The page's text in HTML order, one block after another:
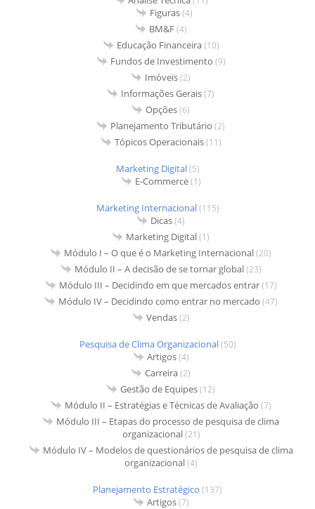
Figuras(4)
BM&F(4)
Educação Financeira(10)
Fundos de Investimento (9)
Imóveis(2)
Informações Gerais(7)
Opções(6)
Planejamento Tributário (2)
Tópicos Operacionais(11)
Marketing Digital(5)
E-Commerce(1)
Marketing Internacional(115)
Dicas(4)
Marketing Digital(1)
Módulo I – O que é o Marketing Internacional(20)
Módulo II – A decisão de se tornar global(23)
Módulo III – Decidindo em que mercados entrar(17)
Módulo IV – Decidindo como entrar no mercado (47)
Vendas(2)
Pesquisa de Clima Organizacional(50)
Artigos(4)
Carreira(2)
Gestão de Equipes(12)
Módulo II – Estratégias e Técnicas de Avaliação (7)
Módulo III – Etapas do processo de pesquisa de clima
organizacional(21)
Módulo IV – Modelos de questionários de pesquisa de clima
organizacional(4)
Planejamento Estratégico (137)
Artigos(7)